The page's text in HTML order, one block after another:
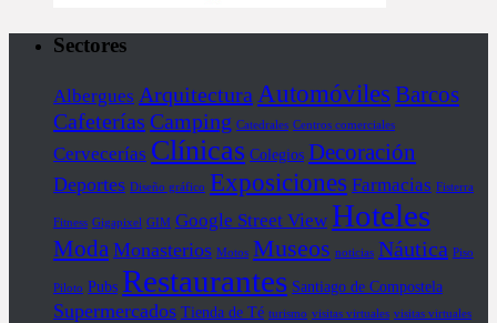
Sectores
Albergues Arquitectura Automóviles Barcos
Cafeterías Camping Catedrales Centros comerciales
Cervecerías Clínicas Colegios Decoración
Deportes Diseño gráfico Exposiciones Farmacias Fisterra
Fitness Gigapixel GIM Google Street View Hoteles
Moda Monasterios Motos Museos noticias Náutica Piso
Piloto Pubs Restaurantes Santiago de Compostela
Supermercados Tienda de Té turismo visitas virtuales visitas virtuales